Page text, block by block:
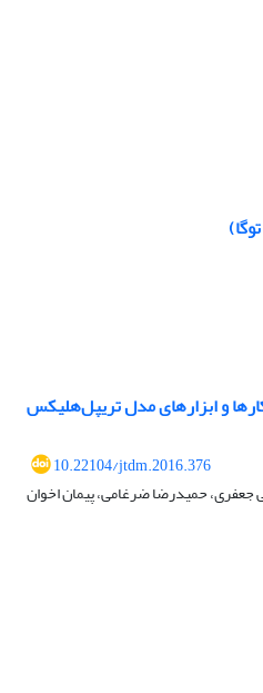
10.22104/jtdm.2016.376
حمیدرضا ضرغامی، پیمان اخوان